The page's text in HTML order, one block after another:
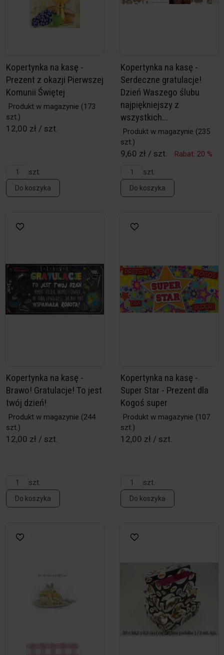
Kopertynka na kasę -
Prezent z okazji Pierwszej
Komunii Świętej
Produkt w magazynie (173
szt.)
12,00 zł / szt.
szt.
Do koszyka
Kopertynka na kasę -
Serdeczne gratulacje!
Dzień Waszego ślubu
najpiękniejszy z
wszystkich...
Produkt w magazynie (235
szt.)
9,60 zł / szt.
Rabat: 20 %
szt.
Do koszyka
Kopertynka na kasę -
Brawo! Gratulacje! To jest
twój dzień!
Produkt w magazynie (244
szt.)
12,00 zł / szt.
szt.
Do koszyka
Kopertynka na kasę -
Super Star - Prezent dla
Kogoś super
Produkt w magazynie (107
szt.)
12,00 zł / szt.
szt.
Do koszyka